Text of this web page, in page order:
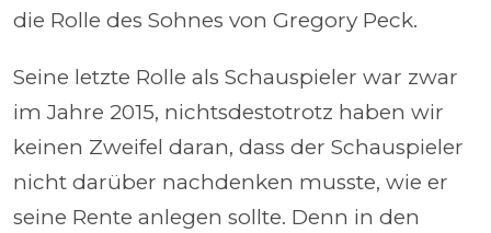
die Rolle des Sohnes von Gregory Peck.
Seine letzte Rolle als Schauspieler war zwar
im Jahre 2015, nichtsdestotrotz haben wir
keinen Zweifel daran, dass der Schauspieler
nicht darüber nachdenken musste, wie er
seine Rente anlegen sollte. Denn in den